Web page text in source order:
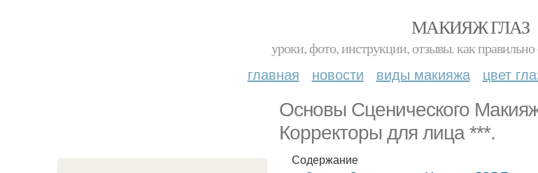
МАКИЯЖ ГЛАЗ
уроки, фото, инструкции, отзывы. как правильно
главная новости виды макияжа цвет
Основы Сценического
Корректоры для лица ***.
Содержание